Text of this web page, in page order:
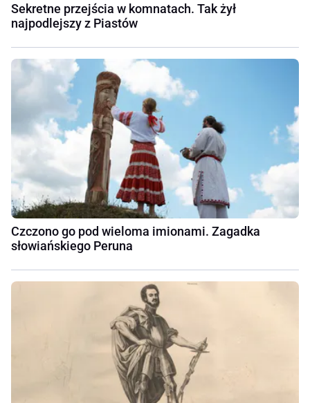
Sekretne przejścia w komnatach. Tak żył
najpodlejszy z Piastów
Czczono go pod wieloma imionami. Zagadka
słowiańskiego Peruna